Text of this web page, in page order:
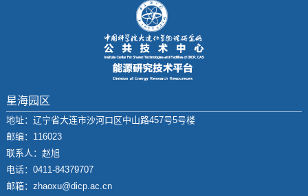
星海园区
地址：辽宁省大连市沙河口区中山路457号5号楼
邮编：116023
联系人：赵旭
电话：0411-84379707
邮箱：zhaoxu@dicp.ac.cn